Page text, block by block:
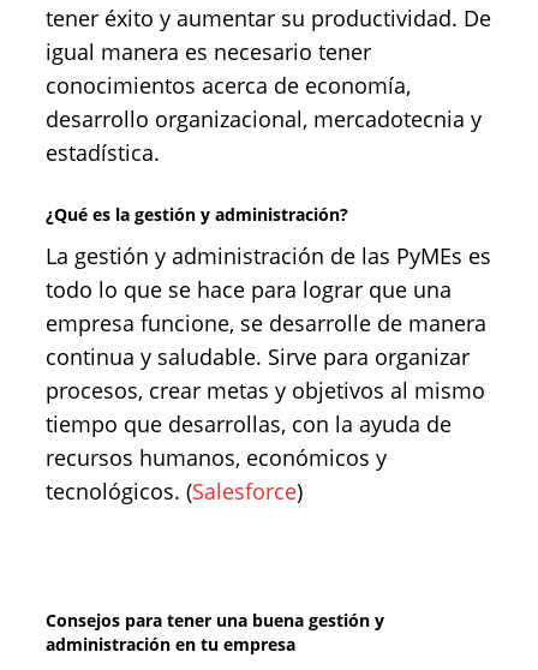
tener éxito y aumentar su productividad. De
igual manera es necesario tener
conocimientos acerca de economía,
desarrollo organizacional, mercadotecnia y
estadística.
¿Qué es la gestión y administración?
La gestión y administración de las PyMEs es
todo lo que se hace para lograr que una
empresa funcione, se desarrolle de manera
continua y saludable. Sirve para organizar
procesos, crear metas y objetivos al mismo
tiempo que desarrollas, con la ayuda de
recursos humanos, económicos y
tecnológicos. (Salesforce)
Consejos para tener una buena gestión y
administración en tu empresa